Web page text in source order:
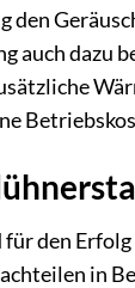
auch dazu
den
in